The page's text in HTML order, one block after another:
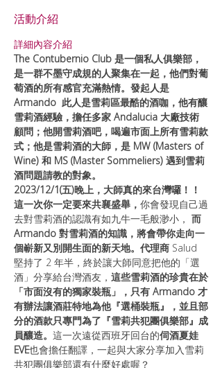
活動介紹
詳細內容介紹
The Contubernio Club 是一個私人俱樂部，
是一群不墨守成規的人聚集在一起，他們對葡
萄酒的所有感官充滿熱情。發起人是
Armando  此人是雪莉區最酷的酒咖，他有釀
雪莉酒經驗，擔任多家 Andalucia 大廠技術
顧問；他開雪莉酒吧，喝遍市面上所有雪莉款
式；他是雪莉酒的大師，是 MW (Masters of
Wine) 和 MS (Master Sommeliers) 遇到雪莉
酒問題請教的對象。
2023/12/1(五)晚上，大師真的來台灣囉！！
這一次你一定要來共襄盛舉， 你會發現自己過
去對雪莉酒的認識有如九牛一毛般渺小， 而
Armando 對雪莉酒的知識，將會帶你走向一
個嶄新又別開生面的新天地。代理商 Salud
堅持了 2 年半，終於讓大師同意把他的「選
酒」分享給台灣酒友， 這些雪莉酒的珍貴在於
「市面沒有的獨家裝瓶」，只有 Armando 才
有辦法讓酒莊特地為他『選桶裝瓶』，並且部
分的酒款只專門為了『雪莉共犯團俱樂部』成
員釀造。 這一次遠從西班牙回台的伺酒夏娃
EVE也會擔任翻譯，一起與大家分享加入雪莉
共犯團俱樂部還有什麼好處喔？